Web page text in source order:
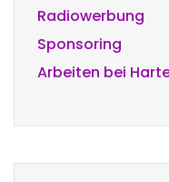
Radiowerbung
Sponsoring
Arbeiten bei